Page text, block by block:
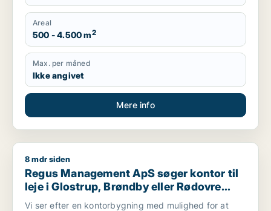
Areal
500 - 4.500 m2
Max. per måned
Ikke angivet
Mere info
Regus Management ApS søger kontor til leje i Glostrup,
8 mdr siden
Regus Management ApS søger kontor til
leje i Glostrup, Brøndby eller Rødovre
m.fl.
Vi ser efter en kontorbygning med mulighed for at